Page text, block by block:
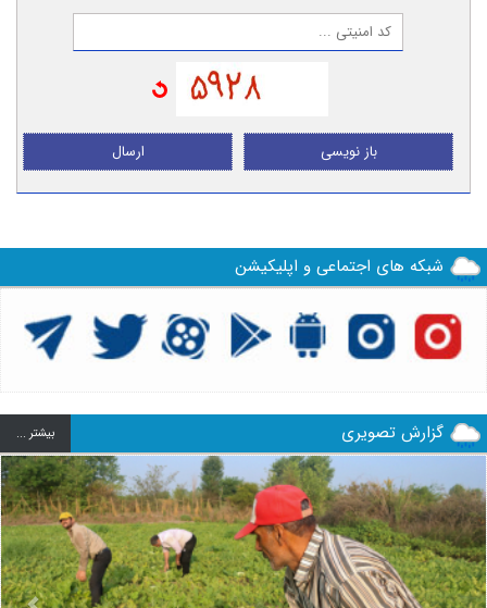
ارسال باز نویسی
شبکه های اجتماعی و اپلیکیشن
گزارش تصویری بيشتر ...